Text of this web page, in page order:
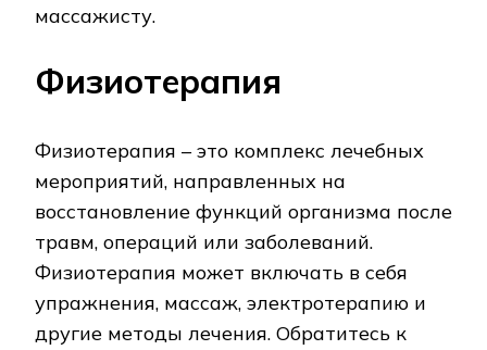
массажисту.
Физиотерапия
Физиотерапия – это комплекс лечебных
мероприятий, направленных на
восстановление функций организма после
травм, операций или заболеваний.
Физиотерапия может включать в себя
упражнения, массаж, электротерапию и
другие методы лечения. Обратитесь к